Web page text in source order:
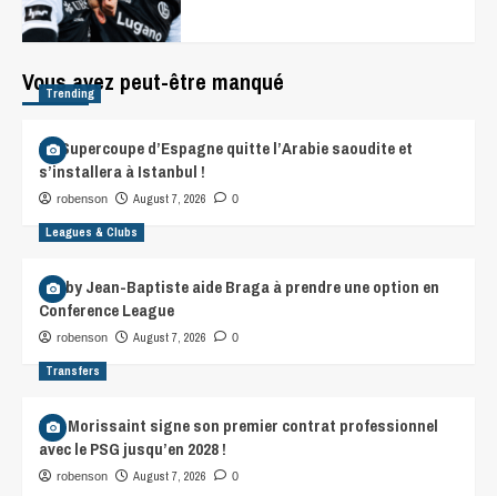
Vous avez peut-être manqué
Trending
La Supercoupe d’Espagne quitte l’Arabie saoudite et
s’installera à Istanbul !
robenson August 7, 2026 0
Leagues & Clubs
Gorby Jean-Baptiste aide Braga à prendre une option en
Conference League
robenson August 7, 2026 0
Transfers
Léa Morissaint signe son premier contrat professionnel
avec le PSG jusqu’en 2028 !
robenson August 7, 2026 0